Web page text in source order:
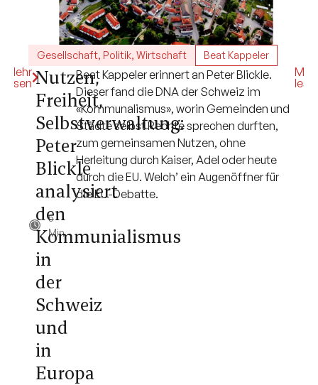
Gesellschaft,Politik,Wirtschaft Beat Kappeler
5
Min.
Nutzen,
Freiheit,
Selbstverwaltung:
Peter
Blickle
analysiert
den
Kommunialismus
in
der
Schweiz
und
in
Europa
Beat Kappeler erinnert an Peter Blickle.
Dieser fand die DNA der Schweiz im
«Kommunalismus», worin Gemeinden und
Städte selbst Rechte sprechen durften,
zum gemeinsamen Nutzen, ohne
Herleitung durch Kaiser, Adel oder heute
durch die EU. Welch’ ein Augenöffner für
die EU-Debatte.
Mehr
lesen